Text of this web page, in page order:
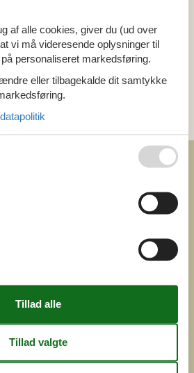
Danmark
Cofman.com
(+45) 7877 0427
info@cofman.com
af alle cookies, giver du (ud over
vi må videresende oplysninger til
personaliseret markedsføring.
eller tilbagekalde dit samtykke